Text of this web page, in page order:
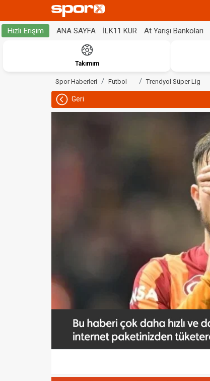
Hızlı Erişim ANA SAYFA İLK11 KUR At Yarışı Bankoları
Takımım
Spor Haberleri Futbol Trendyol Süper Lig
Geri